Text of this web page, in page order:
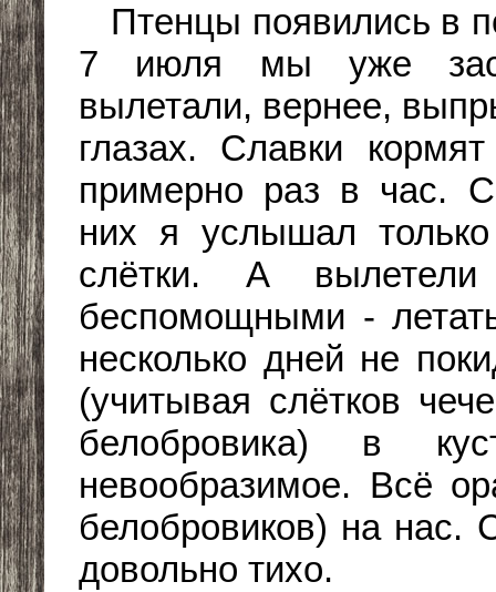
Птенцы появились в
7 июля мы уже
вылетали, вернее,
глазах. Славки
примерно раз в час.
них я услышал только
слётки. А
беспомощными -
несколько дней не
(учитывая слётков
белобровика) в
невообразимое. Всё
белобровиков) на нас.
довольно тихо.